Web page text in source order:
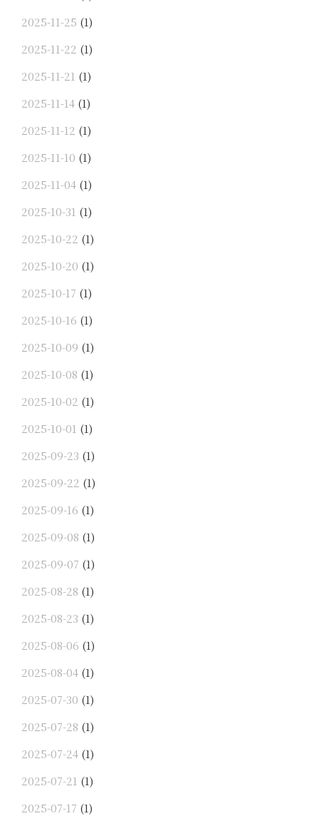
2025-11-25 (1)
2025-11-22 (1)
2025-11-21 (1)
2025-11-14 (1)
2025-11-12 (1)
2025-11-10 (1)
2025-11-04 (1)
2025-10-31 (1)
2025-10-22 (1)
2025-10-20 (1)
2025-10-17 (1)
2025-10-16 (1)
2025-10-09 (1)
2025-10-08 (1)
2025-10-02 (1)
2025-10-01 (1)
2025-09-23 (1)
2025-09-22 (1)
2025-09-16 (1)
2025-09-08 (1)
2025-09-07 (1)
2025-08-28 (1)
2025-08-23 (1)
2025-08-06 (1)
2025-08-04 (1)
2025-07-30 (1)
2025-07-28 (1)
2025-07-24 (1)
2025-07-21 (1)
2025-07-17 (1)